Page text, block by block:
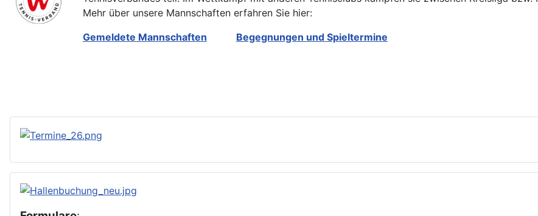
Mehr über unsere Mannschaften erfahren Sie hier:
Gemeldete Mannschaften
Begegnungen und Spieltermine